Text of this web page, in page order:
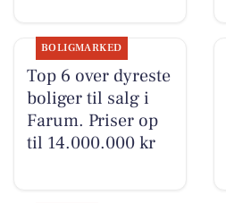
BOLIGMARKED
Top 6 over dyreste
boliger til salg i
Farum. Priser op
til 14.000.000 kr